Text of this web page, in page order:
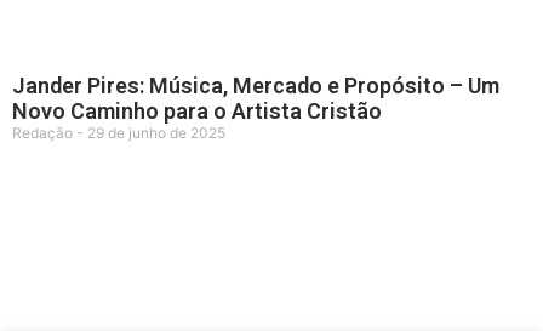
Jander Pires: Música, Mercado e Propósito – Um
Novo Caminho para o Artista Cristão
Redação 29 de junho de 2025